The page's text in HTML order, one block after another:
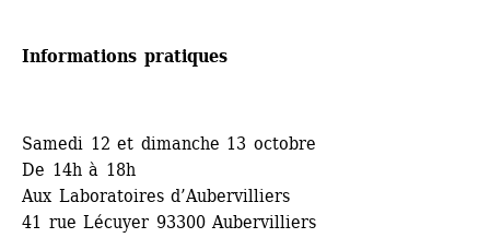
Informations pratiques
Samedi 12 et dimanche 13 octobre
De 14h à 18h
Aux Laboratoires d’Aubervilliers
41 rue Lécuyer 93300 Aubervilliers